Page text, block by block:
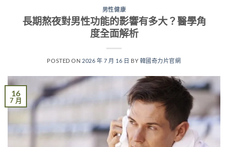
男性健康
長期熬夜對男性功能的影響有多大？醫學角
度全面解析
POSTED ON 2026 年 7 月 16 日 BY 韓國奇力片官網
16
7 月